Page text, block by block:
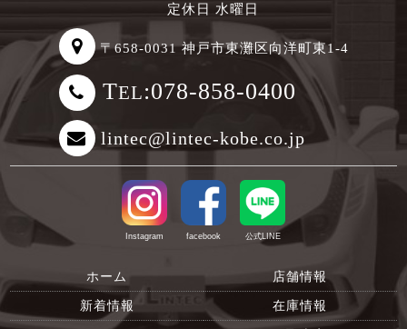
定休日 水曜日
〒658-0031 神戸市東灘区向洋町東1-4
TEL:078-858-0400
lintec@lintec-kobe.co.jp
Instagram facebook 公式LINE
ホーム 店舗情報
新着情報 在庫情報